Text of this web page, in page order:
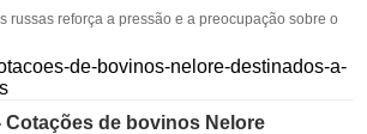
russas reforça a pressão e a preocupação sobre o
Cotações de bovinos Nelore